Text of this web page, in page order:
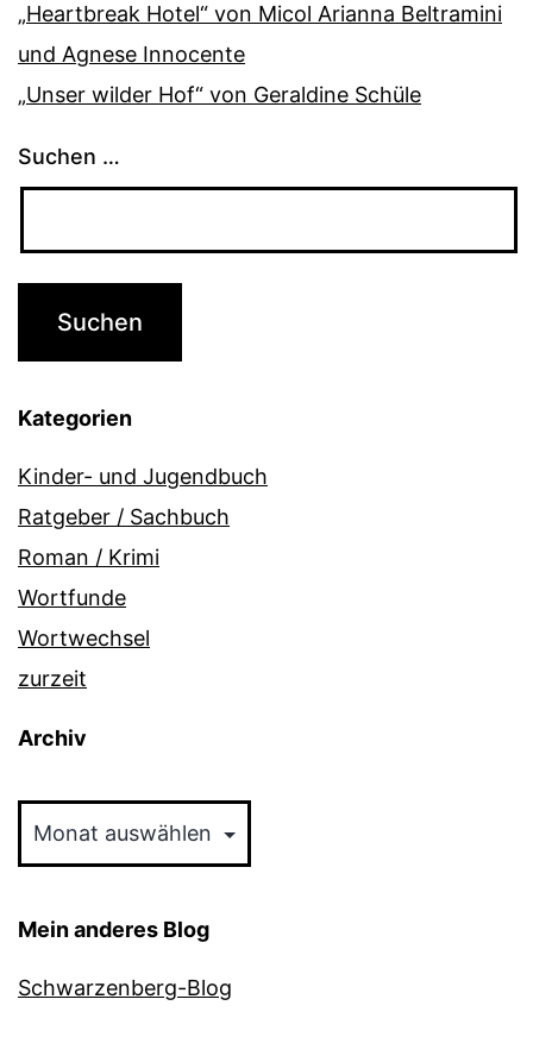
„Heartbreak Hotel“ von Micol Arianna Beltramini
und Agnese Innocente
„Unser wilder Hof“ von Geraldine Schüle
Suchen …
Kategorien
Kinder- und Jugendbuch
Ratgeber / Sachbuch
Roman / Krimi
Wortfunde
Wortwechsel
zurzeit
Archiv
Mein anderes Blog
Schwarzenberg-Blog